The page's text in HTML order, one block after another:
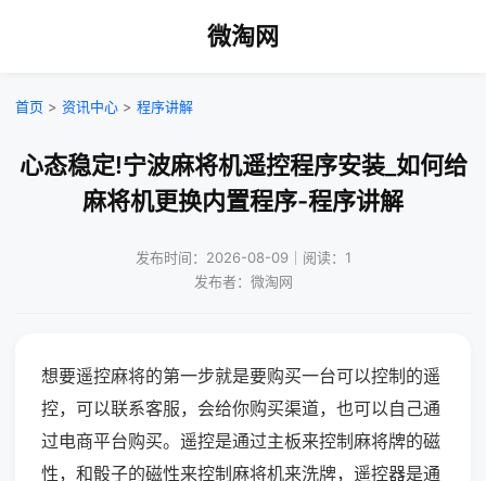
微淘网
首页 > 资讯中心 > 程序讲解
心态稳定!宁波麻将机遥控程序安装_如何给
麻将机更换内置程序-程序讲解
发布时间：2026-08-09｜阅读：1
发布者：微淘网
想要遥控麻将的第一步就是要购买一台可以控制的遥
控，可以联系客服，会给你购买渠道，也可以自己通
过电商平台购买。遥控是通过主板来控制麻将牌的磁
性，和骰子的磁性来控制麻将机来洗牌，遥控器是通